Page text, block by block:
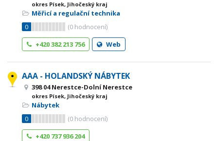
okres Písek, Jihočeský kraj
Měřicí a regulační technika
0
(0 hodnocení)
+420 382 213 756
Web
AAA - HOLANDSKÝ NÁBYTEK
398 04 Nerestce-Dolní Nerestce
okres Písek, Jihočeský kraj
Nábytek
0
(0 hodnocení)
+420 737 936 204